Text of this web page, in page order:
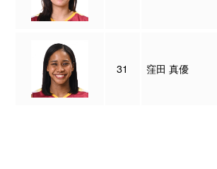
31 窪田 真優